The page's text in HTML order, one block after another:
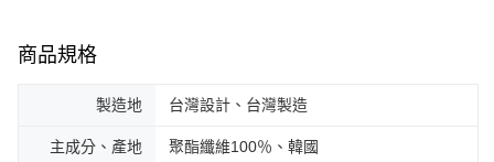
商品規格
製造地 台灣設計、台灣製造
主成分、產地 聚酯纖維100％、韓國